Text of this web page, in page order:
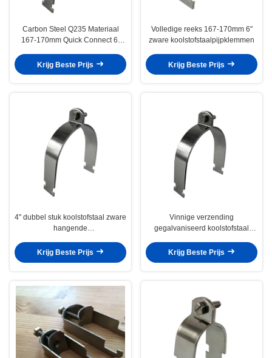
Carbon Steel Q235 Materiaal
167-170mm Quick Connect 6"
Krijg Beste Prijs
Volledige reeks 167-170mm 6"
zware koolstofstaalpijpklemmen
Krijg Beste Prijs
4" dubbel stuk koolstofstaal zware
hangende
Krijg Beste Prijs
Vinnige verzending
gegalvaniseerd koolstofstaal
buis zware staal zadel klem
Krijg Beste Prijs